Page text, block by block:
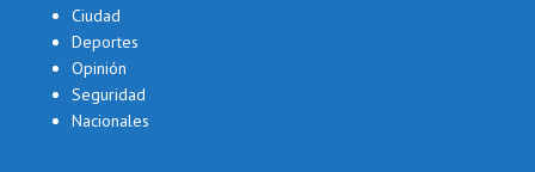
Ciudad
Deportes
Opinión
Seguridad
Nacionales